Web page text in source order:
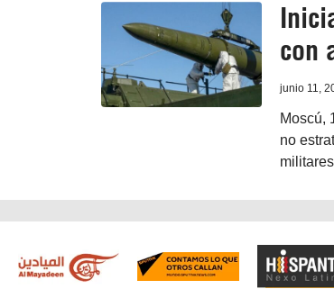
con
junio 11,
Moscú,
no